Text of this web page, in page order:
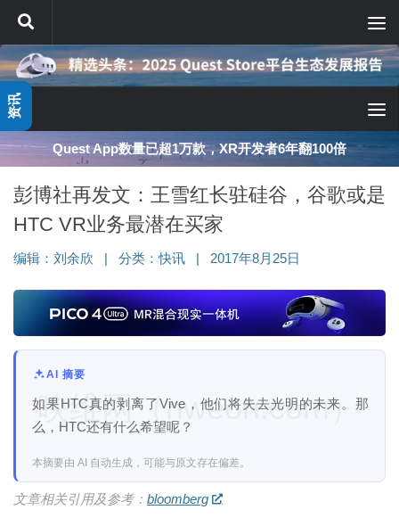
跳至内容
深度分享：AI智能眼镜的现实困境与严峻出路
彭博社再发文：王雪红长驻硅谷，谷歌或是
HTC VR业务最潜在买家
编辑： 刘余欣 分类：快讯 2017年8月25日
AI 摘要
如果HTC真的剥离了Vive，他们将失去光明的未来。那
么，HTC还有什么希望呢？
本摘要由 AI 自动生成，可能与原文存在偏差。
文章相关引用及参考： bloomberg
映维网（nweon.com）
资讯